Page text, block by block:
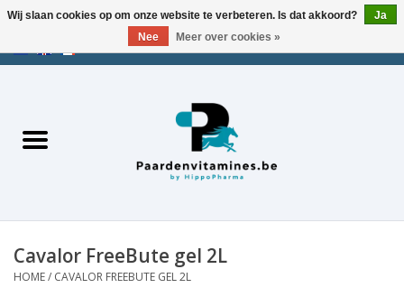
USD/CHF/
Zoek op merk
Cavalor FreeBute gel 2L
HOME/ CAVALOR FREEBUTE GEL 2L
Wij slaan cookies op om onze website te verbeteren. Is dat akkoord?
Ja
Nee
Meer over cookies »